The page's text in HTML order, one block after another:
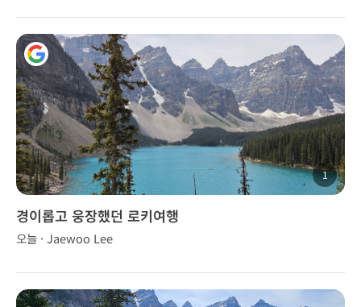
1
경이롭고 웅장했던 로키여행
오늘 · Jaewoo Lee